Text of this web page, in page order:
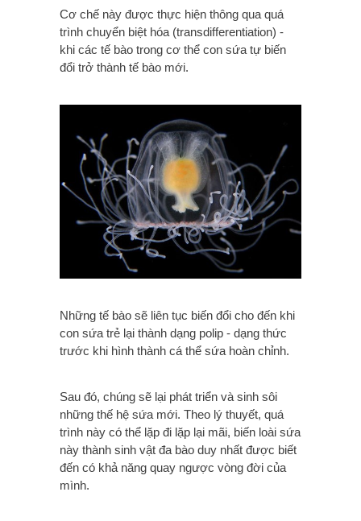
Cơ chế này được thực hiện thông qua quá
trình chuyển biệt hóa (transdifferentiation) -
khi các tế bào trong cơ thể con sứa tự biến
đổi trở thành tế bào mới.
Những tế bào sẽ liên tục biến đổi cho đến khi
con sứa trẻ lại thành dạng polip - dạng thức
trước khi hình thành cá thể sứa hoàn chỉnh.
Sau đó, chúng sẽ lại phát triển và sinh sôi
những thế hệ sứa mới. Theo lý thuyết, quá
trình này có thể lặp đi lặp lại mãi, biến loài sứa
này thành sinh vật đa bào duy nhất được biết
đến có khả năng quay ngược vòng đời của
mình.